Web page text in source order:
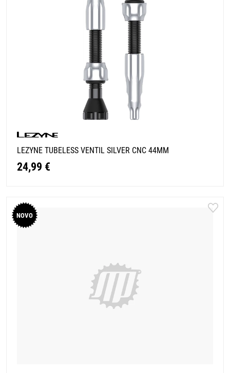
LEZYNE TUBELESS VENTIL SILVER CNC 44MM
24,99 €
NOVO